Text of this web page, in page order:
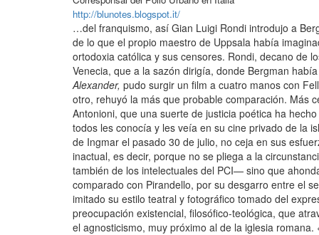
http://blunotes.blogspot.it/
…del franquismo, así Gian Luigi Rondi introdujo a
de lo que el propio maestro de Uppsala había
ortodoxia católica y sus censores. Rondi, decano de
Venecia, que a la sazón dirigía, donde Bergman
Alexander, pudo surgir un film a cuatro manos con
otro, rehuyó la más que probable comparación. Más
Antonioni, que una suerte de justicia poética ha
todos les conocía y les veía en su cine privado de la
de Ingmar el pasado 30 de julio, no ceja en sus
inactual, es decir, porque no se pliega a la
también de los intelectuales del PCI— sino que
comparado con Pirandello, por su desgarro entre el
imitado su estilo teatral y fotográfico tomado del
preocupación existencial, filosófico-teológica, que
el agnosticismo, muy próximo al de la iglesia romana.